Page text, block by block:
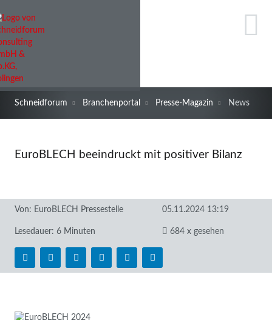
Schneidforum Branchenportal Presse-Magazin News
EuroBLECH beeindruckt mit positiver Bilanz
Von: EuroBLECH Pressestelle 05.11.2024 13:19
Lesedauer: 6 Minuten 684 x gesehen